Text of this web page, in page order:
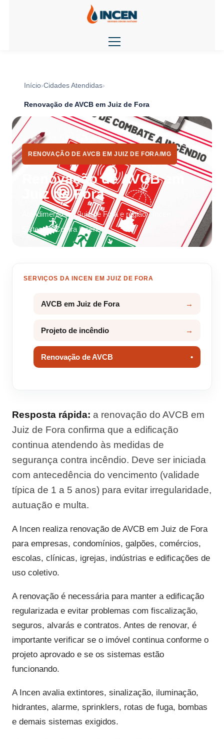
Início Cidades Atendidas
Renovação de AVCB em Juiz de Fora
RENOVAÇÃO DE AVCB EM JUIZ DE FORA/MG
Renovação de AVCB em
Juiz de Fora
Atendimento em Juiz de Fora e região · Incen
Sistemas Contra Incêndio
SERVIÇOS DA INCEN EM JUIZ DE FORA
AVCB em Juiz de Fora
Projeto de incêndio
Renovação de AVCB
Resposta rápida: a renovação do AVCB em
Juiz de Fora confirma que a edificação
continua atendendo às medidas de
segurança contra incêndio. Deve ser iniciada
com antecedência do vencimento (validade
típica de 1 a 5 anos) para evitar irregularidade,
autuação e multa.
A Incen realiza renovação de AVCB em Juiz de Fora
para empresas, condomínios, galpões, comércios,
escolas, clínicas, igrejas, indústrias e edificações de
uso coletivo.
A renovação é necessária para manter a edificação
regularizada e evitar problemas com fiscalização,
seguros, alvarás e contratos. Antes de renovar, é
importante verificar se o imóvel continua conforme o
projeto aprovado e se os sistemas estão
funcionando.
A Incen avalia extintores, sinalização, iluminação,
hidrantes, alarme, sprinklers, rotas de fuga, bombas
e demais sistemas exigidos.